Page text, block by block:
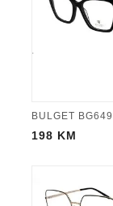
BULGET
198 KM